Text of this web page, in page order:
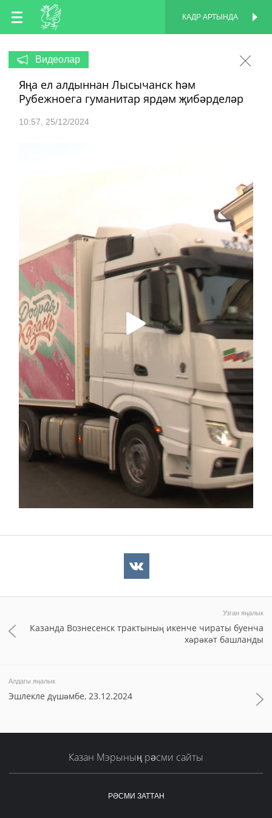
TT
EN
КАДР АРТЫНДА
Видеолар
Яңа ел алдыннан Лысычанск һәм
Рубежноега гуманитар ярдәм җибәрделәр
10:57 25/12/2024
Узган яңалык
Казанда Вознесенск трактының икенче чираты буенча
хәрәкәт башланды
Алдагы яңалык
Эшлекле дүшәмбе, 23.12.2024
Казан Мэрының рәсми сайты
РӘСМИ ЗАТТАН
КАДР АРТЫНДА